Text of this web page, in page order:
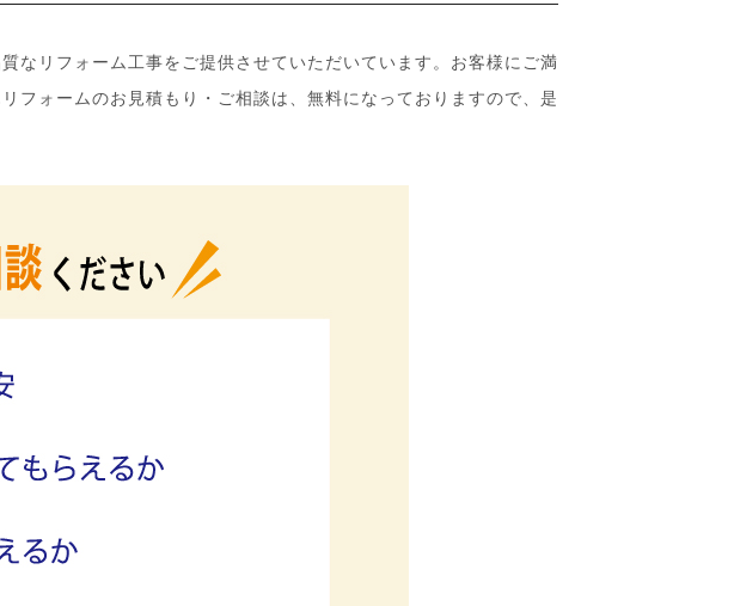
なリフォーム工事をご提供させていただいています。お客様にご満
フォームのお見積もり・ご相談は、無料になっておりますので、是